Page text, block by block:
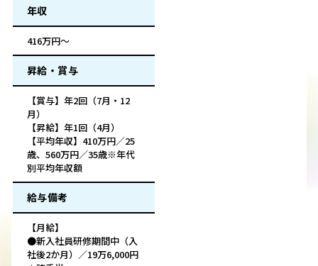
年収
416万円～
昇給・賞与
【賞与】年2回（7月・12
月）
【昇給】年1回（4月）
【平均年収】410万円／25
歳、560万円／35歳※年代
別平均年収額
給与備考
【月給】
●新入社員研修期間中（入
社後2か月）／19万6,000円